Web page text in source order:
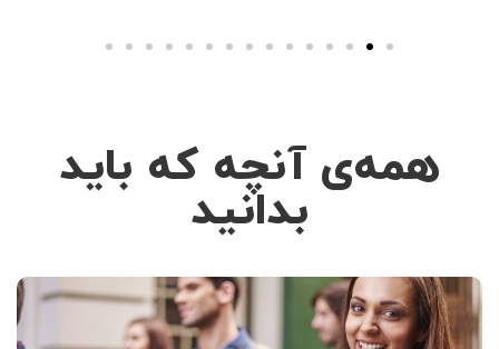
همه‌ی آنچه که باید
بدانید